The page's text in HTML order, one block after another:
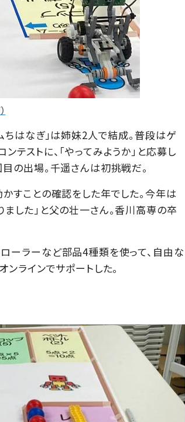
ちはなぎ」は姉妹2人で結成。普段はゲ
テストに、「やってみようか」と応募し
の出場。千遥さんは初挑戦だ。
すことの確認をした年でした。今年は
した」と父の壮一さん。香川高専の卒
ーラーなど部品4種類を使って、自由な
ラインでサポートした。